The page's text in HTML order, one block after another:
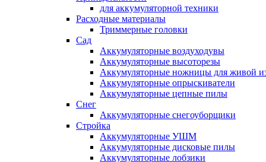
для аккумуляторной техники
Расходные материалы
Триммерные головки
Сад
Аккумуляторные воздуходувы
Аккумуляторные высоторезы
Аккумуляторные ножницы для живой
Аккумуляторные опрыскиватели
Аккумуляторные цепные пилы
Снег
Аккумуляторные снегоуборщики
Стройка
Аккумуляторные УШМ
Аккумуляторные дисковые пилы
Аккумуляторные лобзики